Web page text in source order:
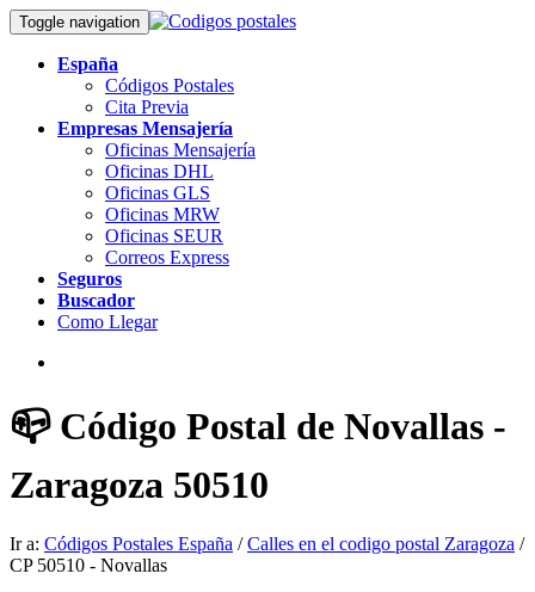
Toggle navigation
España
Códigos Postales
Cita Previa
Empresas Mensajería
Oficinas Mensajería
Oficinas DHL
Oficinas GLS
Oficinas MRW
Oficinas SEUR
Correos Express
Seguros
Buscador
Como Llegar
📪 Código Postal de Novallas -
Zaragoza 50510
Ir a: Códigos Postales España /Calles en el codigo postal Zaragoza /
CP 50510 - Novallas